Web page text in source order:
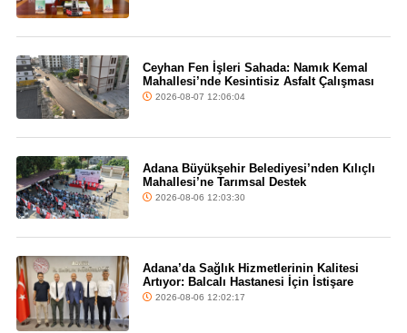
Ceyhan Fen İşleri Sahada: Namık Kemal
Mahallesi’nde Kesintisiz Asfalt Çalışması
2026-08-07 12:06:04
Adana Büyükşehir Belediyesi’nden Kılıçlı
Mahallesi’ne Tarımsal Destek
2026-08-06 12:03:30
Adana’da Sağlık Hizmetlerinin Kalitesi
Artıyor: Balcalı Hastanesi İçin İstişare
2026-08-06 12:02:17